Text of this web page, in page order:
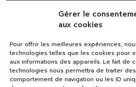
Gérer le
aux cookies
Pour offrir les meilleures expériences,
technologies telles que les cookies pour
aux informations des appareils. Le fait de
technologies nous permettra de traiter
comportement de navigation ou les ID